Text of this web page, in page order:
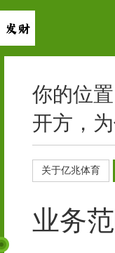
你的位置
开方，
关于亿兆体育
业务